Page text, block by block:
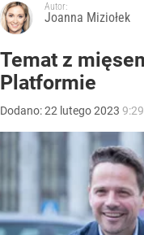
Autor:
Joanna Miziołek
Temat z
Platformie
Dodano:22 lutego2023 9:29